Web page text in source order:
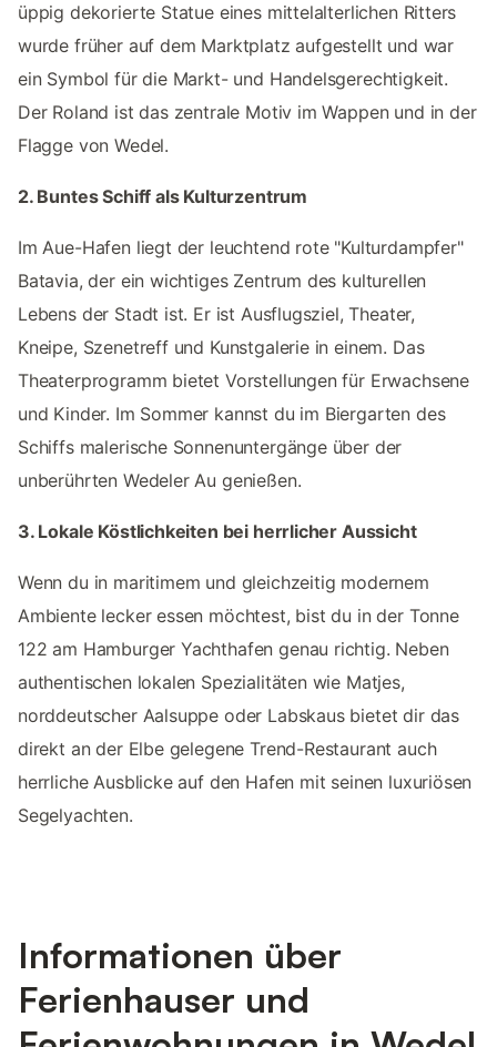
üppig dekorierte Statue eines mittelalterlichen Ritters
wurde früher auf dem Marktplatz aufgestellt und war
ein Symbol für die Markt- und Handelsgerechtigkeit.
Der Roland ist das zentrale Motiv im Wappen und in der
Flagge von Wedel.
2. Buntes Schiff als Kulturzentrum
Im Aue-Hafen liegt der leuchtend rote "Kulturdampfer"
Batavia, der ein wichtiges Zentrum des kulturellen
Lebens der Stadt ist. Er ist Ausflugsziel, Theater,
Kneipe, Szenetreff und Kunstgalerie in einem. Das
Theaterprogramm bietet Vorstellungen für Erwachsene
und Kinder. Im Sommer kannst du im Biergarten des
Schiffs malerische Sonnenuntergänge über der
unberührten Wedeler Au genießen.
3. Lokale Köstlichkeiten bei herrlicher Aussicht
Wenn du in maritimem und gleichzeitig modernem
Ambiente lecker essen möchtest, bist du in der Tonne
122 am Hamburger Yachthafen genau richtig. Neben
authentischen lokalen Spezialitäten wie Matjes,
norddeutscher Aalsuppe oder Labskaus bietet dir das
direkt an der Elbe gelegene Trend-Restaurant auch
herrliche Ausblicke auf den Hafen mit seinen luxuriösen
Segelyachten.
Informationen über
Ferienhauser und